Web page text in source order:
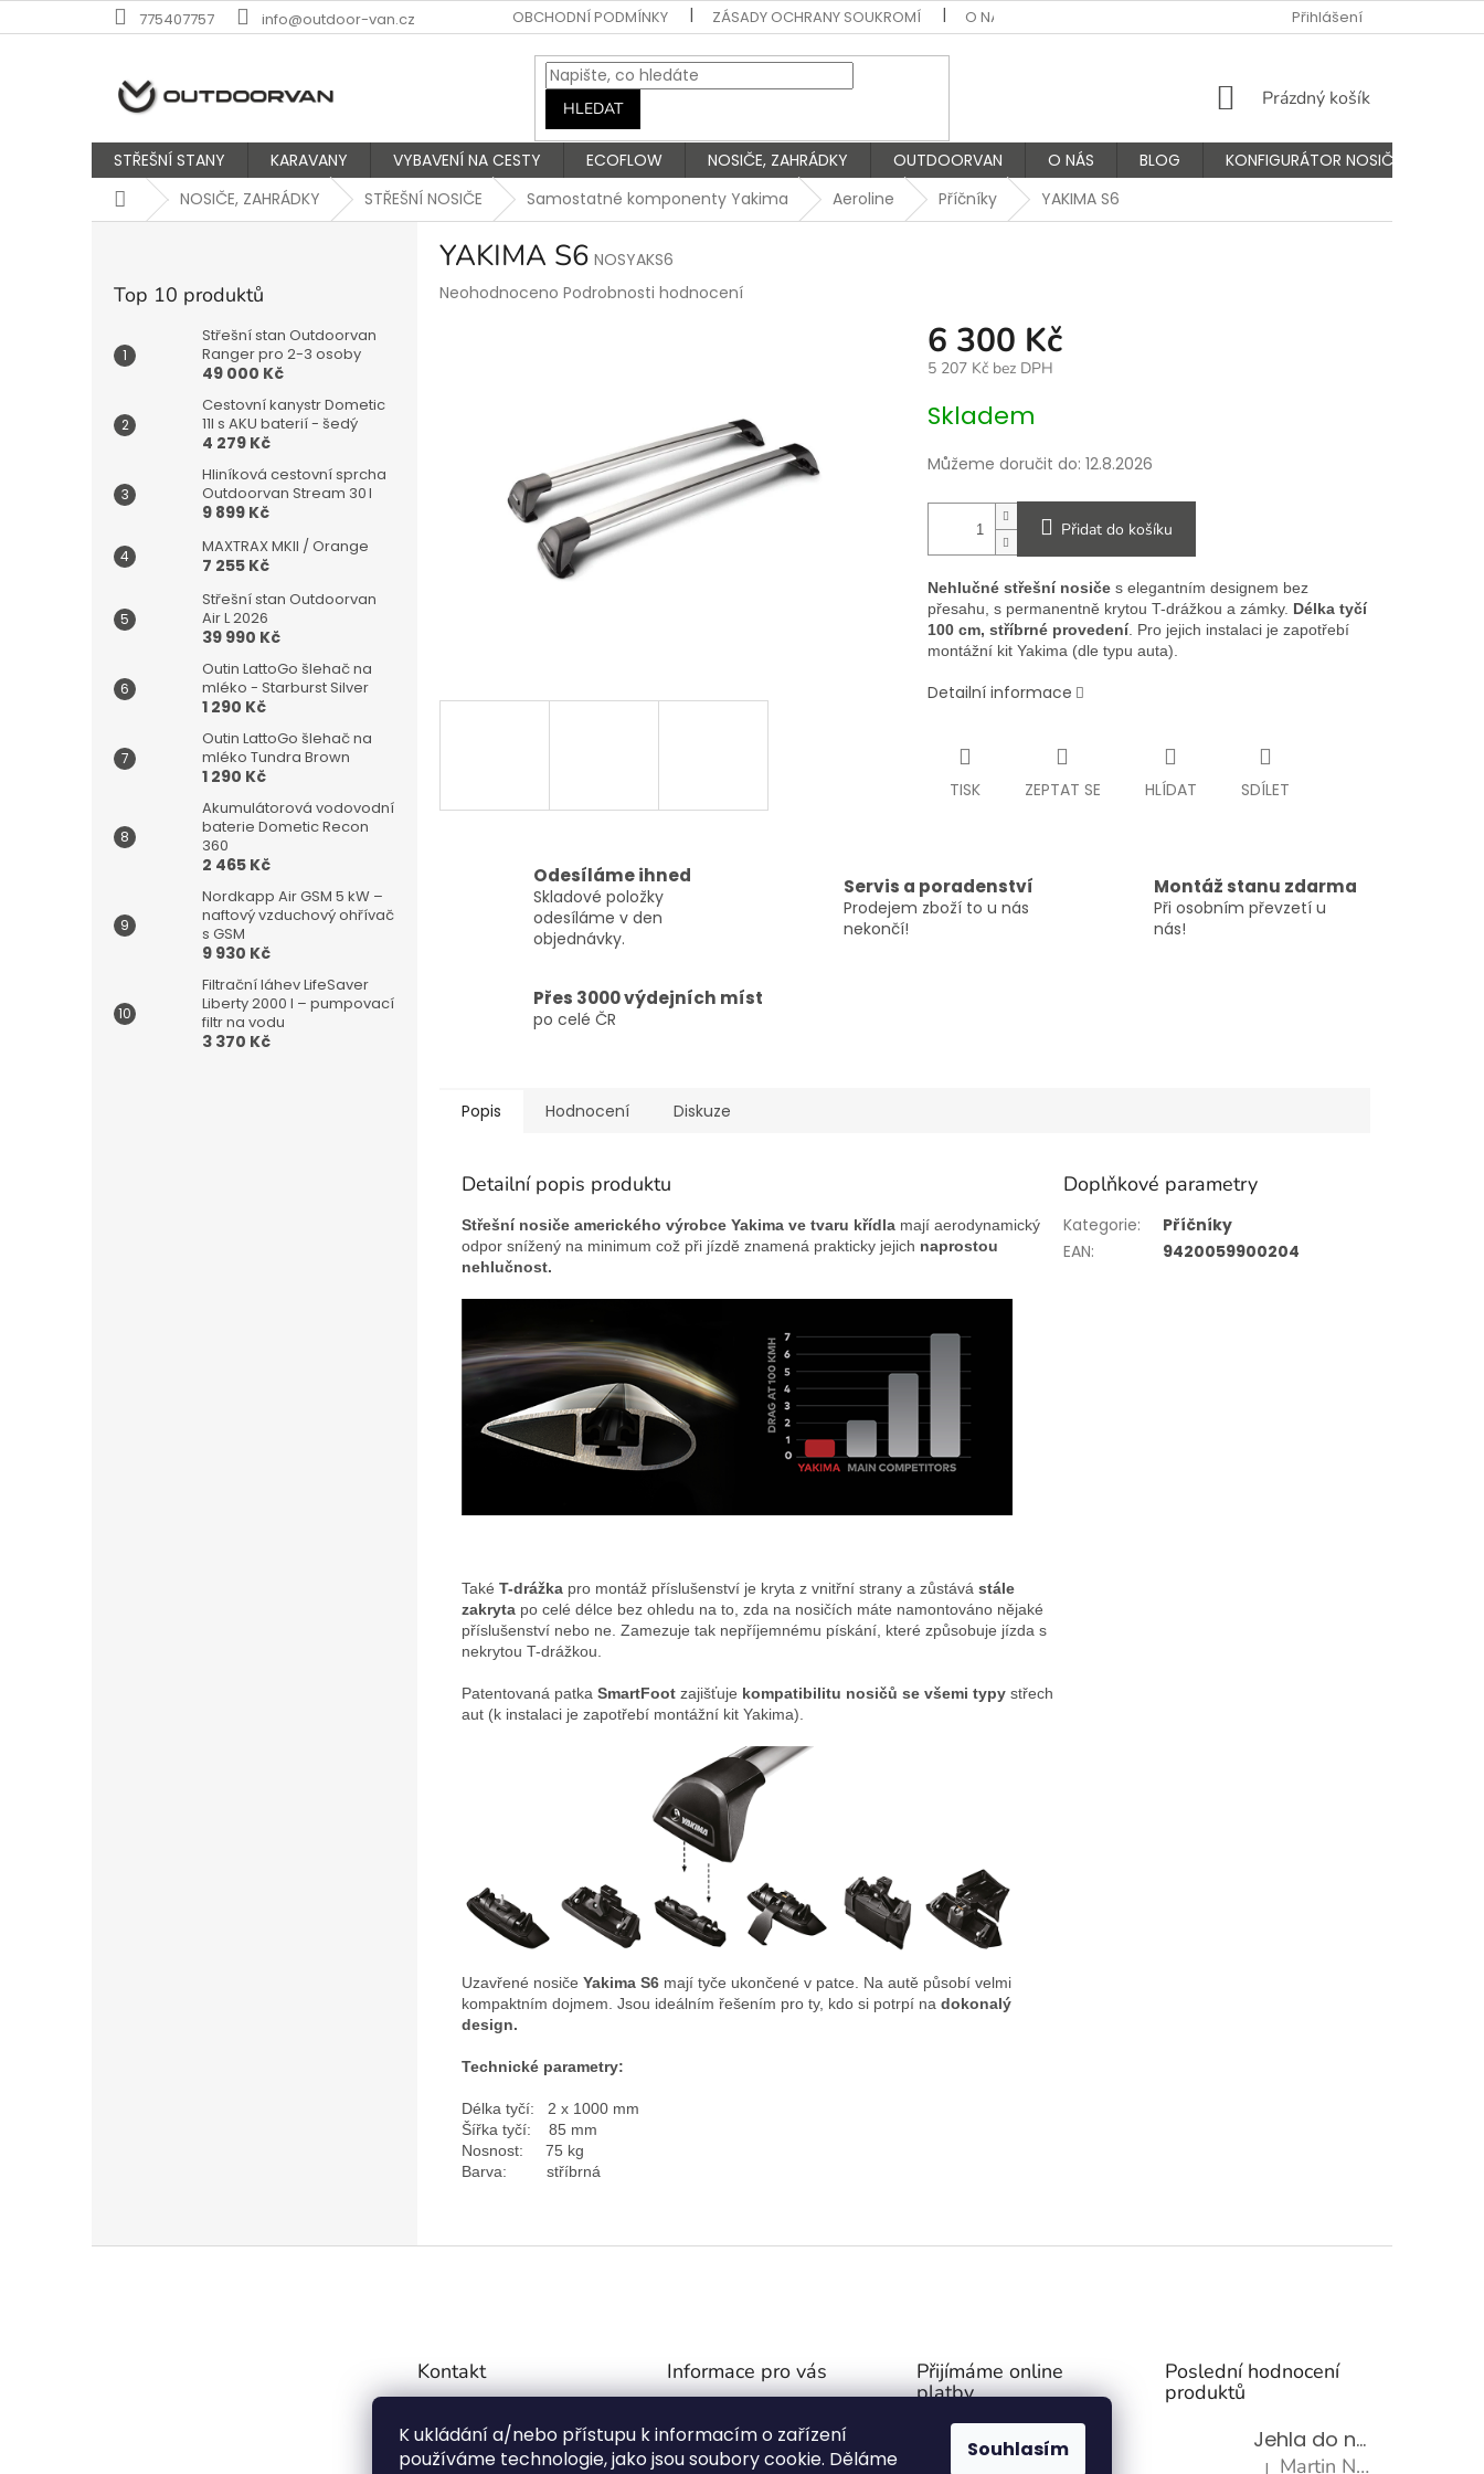
K ukládání a/nebo přístupu k informacím o zařízení
používáme technologie, jako jsou soubory cookie. Děláme
Souhlasím
na
775407757 info@outdoor-van.cz OBCHODNÍ PODMÍNKY ZÁSADY OCHRANY SOUKROMÍ O NÁS VÝMĚNA A VRÁCENÍ ZBOŽÍ
Přihlášení
HLEDAT
NÁKUPNÍ
Prázdný košík
STŘEŠNÍ STANY KARAVANY VYBAVENÍ NA CESTY ECOFLOW NOSIČE, ZAHRÁDKY OUTDOORVAN O NÁS BLOG
KONFIGURÁTOR NOSIČŮ
DomůNOSIČE, ZAHRÁDKY STŘEŠNÍ NOSIČE Samostatné komponenty Yakima Aeroline Příčníky YAKIMA S6
Top 10 produktů
Střešní stan Outdoorvan
Ranger pro 2-3 osoby
49 000 Kč
Cestovní kanystr Dometic
11l s AKU baterií - šedý
4 279 Kč
Hliníková cestovní sprcha
Outdoorvan Stream 30 l
9 899 Kč
MAXTRAX MKII / Orange
7 255 Kč
Střešní stan Outdoorvan
Air L 2026
39 990 Kč
Outin LattoGo šlehač na
mléko - Starburst Silver
1 290 Kč
Outin LattoGo šlehač na
mléko Tundra Brown
1 290 Kč
Akumulátorová vodovodní
baterie Dometic Recon
360
2 465 Kč
Nordkapp Air GSM 5 kW –
naftový vzduchový ohřívač
s GSM
9 930 Kč
Filtrační láhev LifeSaver
Liberty 2000 l – pumpovací
filtr na vodu
3 370 Kč
YAKIMA S6 NOSYAKS6
Průměrné
Neohodnoceno Podrobnosti hodnocení
6 300 Kč
5 207 Kč bez DPH
cena:
Skladem
Můžeme doručit do: 12.8.2026
Přidat do košíku
Nehlučné střešní nosičes elegantním designem bez
přesahu, s permanentně krytou T-drážkou a zámky. Délka tyčí
100 cm, stříbrné provedení. Pro jejich instalaci je zapotřebí
montážní kit Yakima (dle typu auta).
Detailní informace
TISK ZEPTAT SE HLÍDAT SDÍLET
Odesíláme ihned
Skladové položky
odesíláme v den
objednávky.
Servis a poradenství
Prodejem zboží to u nás
nekončí!
Montáž stanu zdarma
Při osobním převzetí u
nás!
Přes 3000 výdejních míst
po celé ČR
Popis Hodnocení Diskuze
Detailní popis produktu
Střešní nosiče amerického výrobce Yakima ve tvaru křídla mají aerodynamický
odpor snížený na minimum což při jízdě znamená prakticky jejich naprostou
nehlučnost.
Také T-drážka pro montáž příslušenství je kryta z vnitřní strany a zůstává stále
zakryta po celé délce bez ohledu na to, zda na nosičích máte namontováno nějaké
příslušenství nebo ne. Zamezuje tak nepříjemnému pískání, které způsobuje jízda s
nekrytou T-drážkou.
Patentovaná patka SmartFoot zajišťuje kompatibilitu nosičů se všemi typy střech
aut (k instalaci je zapotřebí montážní kit Yakima).
Uzavřené nosiče Yakima S6 mají tyče ukončené v patce. Na autě působí velmi
kompaktním dojmem. Jsou ideálním řešením pro ty, kdo si potrpí na dokonalý
design.
Technické parametry:
Délka tyčí: 2 x 1000 mm
Šířka tyčí: 85 mm
Nosnost: 75 kg
Barva: stříbrná
Doplňkové parametry
Kategorie:
Příčníky
EAN: 9420059900204
Kontakt
775407757
Informace pro vás
Zásady ochrany soukromí
O NÁS
Přijímáme online
platby
Poslední hodnocení
produktů
Jehla do nádrže k nezávislému topení
| Martin Nevrlý